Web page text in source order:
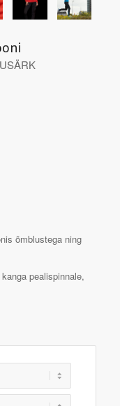
õmblustega ning
pealispinnale,